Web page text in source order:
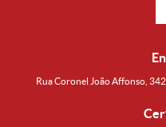
Rua Coronel João Affonso,